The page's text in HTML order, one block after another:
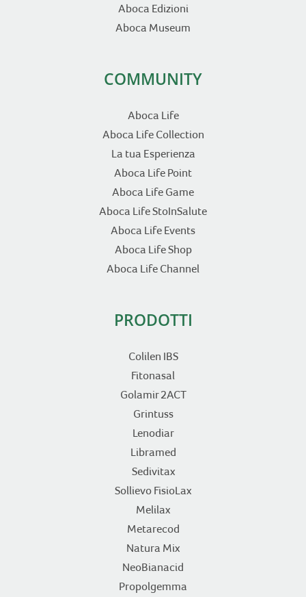
Aboca Edizioni
Aboca Museum
COMMUNITY
Aboca Life
Aboca Life Collection
La tua Esperienza
Aboca Life Point
Aboca Life Game
Aboca Life StoInSalute
Aboca Life Events
Aboca Life Shop
Aboca Life Channel
PRODOTTI
Colilen IBS
Fitonasal
Golamir 2ACT
Grintuss
Lenodiar
Libramed
Sedivitax
Sollievo FisioLax
Melilax
Metarecod
Natura Mix
NeoBianacid
Propolgemma